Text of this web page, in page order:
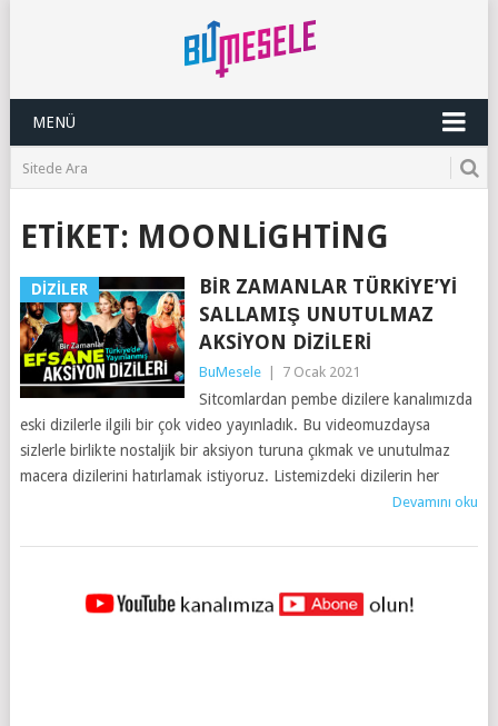
MENÜ
ETIKET: MOONLIGHTING
DIZILER
BIR ZAMANLAR TÜRKIYE’YI
SALLAMIŞ UNUTULMAZ
AKSIYON DIZILERI
BuMesele 7 Ocak 2021
Sitcomlardan pembe dizilere kanalımızda
eski dizilerle ilgili bir çok video yayınladık. Bu videomuzdaysa
sizlerle birlikte nostaljik bir aksiyon turuna çıkmak ve unutulmaz
macera dizilerini hatırlamak istiyoruz. Listemizdeki dizilerin her
Devamını oku
YAZILAR